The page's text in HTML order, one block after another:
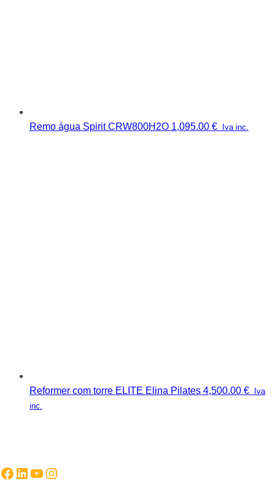
Remo água Spirit CRW800H2O 1,095.00 € Iva inc.
Reformer com torre ELITE Elina Pilates 4,500.00 €
Iva
inc.
Facebook
LinkedIn
YouTube
Instagram